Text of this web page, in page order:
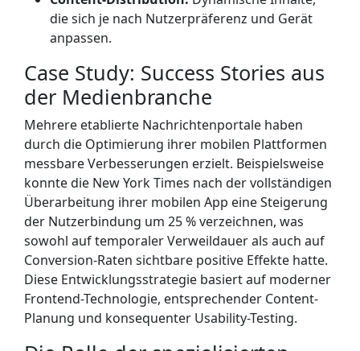
die sich je nach Nutzerpräferenz und Gerät
anpassen.
Case Study: Success Stories aus
der Medienbranche
Mehrere etablierte Nachrichtenportale haben
durch die Optimierung ihrer mobilen Plattformen
messbare Verbesserungen erzielt. Beispielsweise
konnte die New York Times nach der vollständigen
Überarbeitung ihrer mobilen App eine Steigerung
der Nutzerbindung um 25 % verzeichnen, was
sowohl auf temporaler Verweildauer als auch auf
Conversion-Raten sichtbare positive Effekte hatte.
Diese Entwicklungsstrategie basiert auf moderner
Frontend-Technologie, entsprechender Content-
Planung und konsequenter Usability-Testing.